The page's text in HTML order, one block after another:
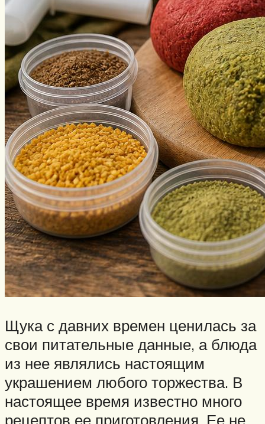
Щука с давних времен ценилась за
свои питательные данные, а блюда
из нее являлись настоящим
украшением любого торжества. В
настоящее время известно много
рецептов ее приготовления. Ее не